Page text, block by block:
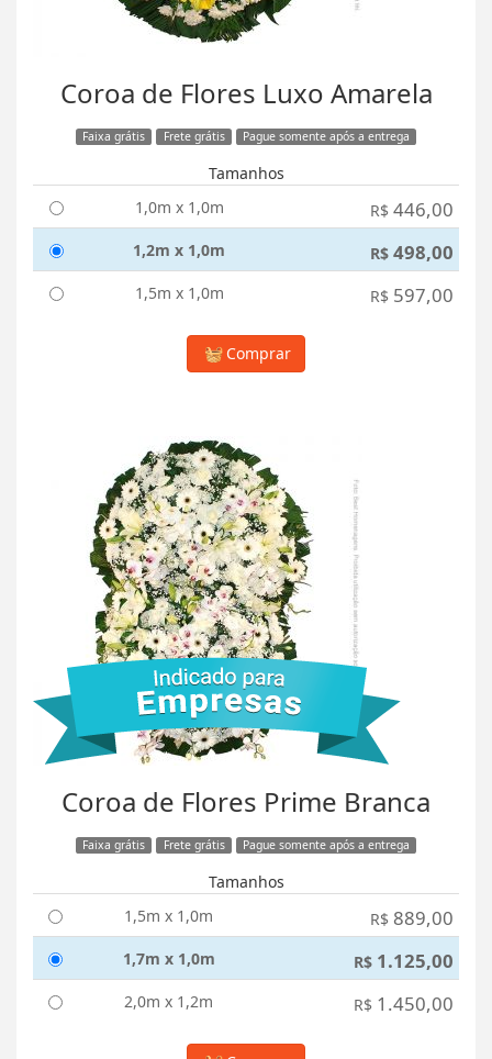
Coroa de Flores Luxo Amarela
Faixa grátis Frete grátis Pague somente após a entrega
Tamanhos
1,0m x 1,0m
R$ 446,00
1,2m x 1,0m R$ 498,00
1,5m x 1,0m R$ 597,00
Comprar
Coroa de Flores Prime Branca
Faixa grátis Frete grátis Pague somente após a entrega
Tamanhos
1,5m x 1,0m
R$ 889,00
1,7m x 1,0m R$ 1.125,00
2,0m x 1,2m R$ 1.450,00